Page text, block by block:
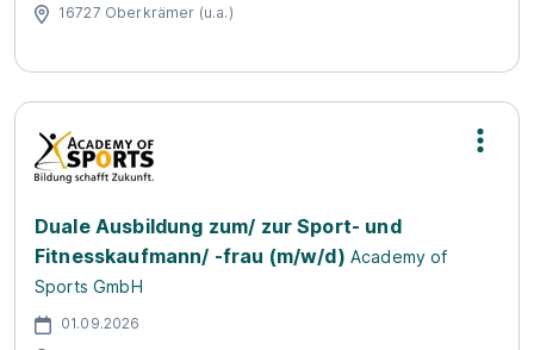
16727 Oberkrämer (u.a.)
Duale Ausbildung zum/ zur Sport- und
Fitnesskaufmann/ -frau (m/w/d) Academy of
Sports GmbH
01.09.2026